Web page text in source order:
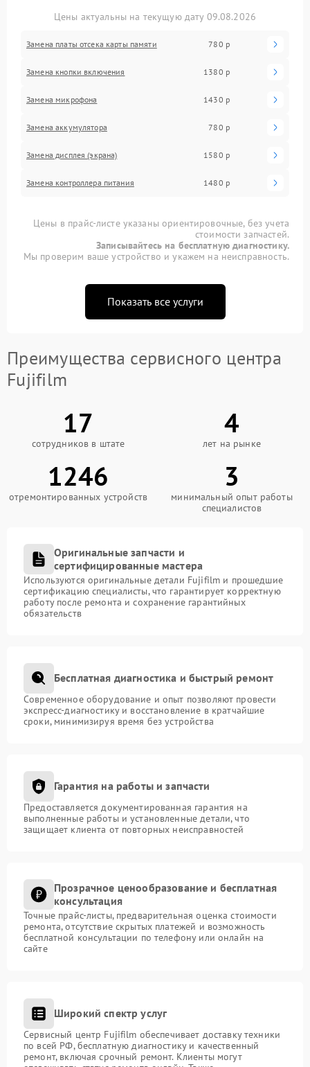
Цены актуальны на текущую дату 09.08.2026
Замена платы отсека карты памяти 780 р
Замена кнопки включения 1380 р
Замена микрофона 1430 р
Замена аккумулятора 780 р
Замена дисплея (экрана) 1580 р
Замена контроллера питания 1480 р
Цены в прайс-листе указаны ориентировочные, без учета
стоимости запчастей.
Записывайтесь на бесплатную диагностику.
Мы проверим ваше устройство и укажем на неисправность.
Показать все услуги
Преимущества сервисного центра
Fujifilm
17
сотрудников в штате
4
лет на рынке
1246
отремонтированных устройств
3
минимальный опыт работы
специалистов
Оригинальные запчасти и
сертифицированные мастера
Используются оригинальные детали Fujifilm и прошедшие
сертификацию специалисты, что гарантирует корректную
работу после ремонта и сохранение гарантийных
обязательств
Бесплатная диагностика и быстрый ремонт
Современное оборудование и опыт позволяют провести
экспресс-диагностику и восстановление в кратчайшие
сроки, минимизируя время без устройства
Гарантия на работы и запчасти
Предоставляется документированная гарантия на
выполненные работы и установленные детали, что
защищает клиента от повторных неисправностей
Прозрачное ценообразование и бесплатная
консультация
Точные прайс-листы, предварительная оценка стоимости
ремонта, отсутствие скрытых платежей и возможность
бесплатной консультации по телефону или онлайн на
сайте
Широкий спектр услуг
Сервисный центр Fujifilm обеспечивает доставку техники
по всей РФ, бесплатную диагностику и качественный
ремонт, включая срочный ремонт. Клиенты могут